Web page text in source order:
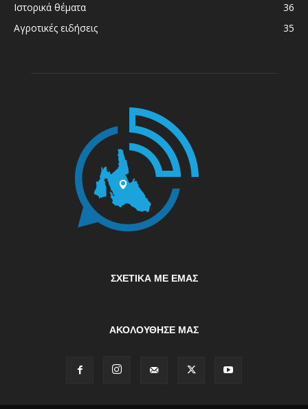
Ιστορικά θέματα
36
Αγροτικές ειδήσεις
35
ΣΧΕΤΙΚΆ ΜΕ ΕΜΆΣ
ΑΚΟΛΟΥΘΗΣΕ ΜΑΣ